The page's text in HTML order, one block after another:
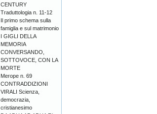
CENTURY
Traduttologia n. 11-12
Il primo schema sulla
famiglia e sul matrimonio
I GIGLI DELLA
MEMORIA
CONVERSANDO,
SOTTOVOCE, CON LA
MORTE
Merope n. 69
CONTRADDIZIONI
VIRALI Scienza,
democrazia,
cristianesimo